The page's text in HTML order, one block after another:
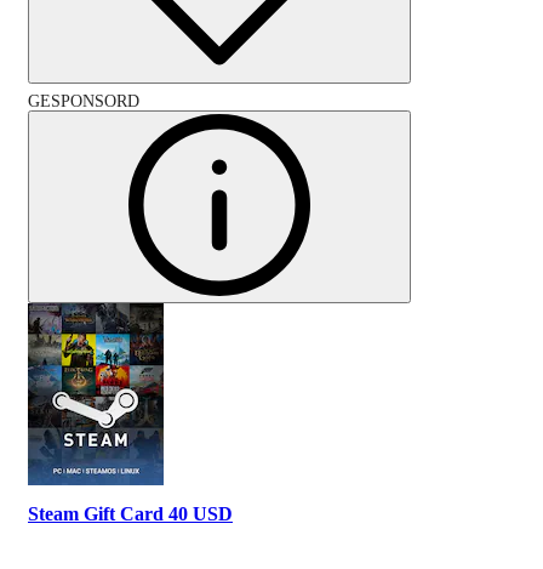
GESPONSORD
Steam Gift Card 40 USD